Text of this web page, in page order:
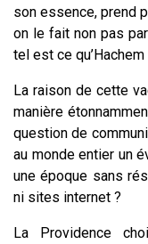
son essence, prend
on le fait non pas
tel est ce
La raison de cette
manière
question de
au monde entier un
une époque sans
ni sites internet ?
La Providence